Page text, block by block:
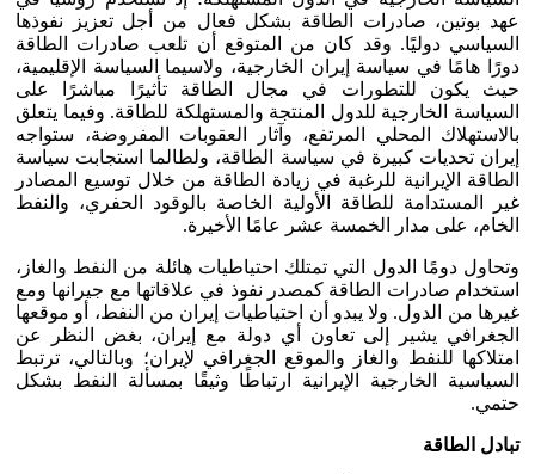
عهد بوتين، صادرات الطاقة بشكل فعال من أجل تعزيز نفوذها
السياسي دوليًا. وقد كان من المتوقع أن تلعب صادرات الطاقة
دورًا هامًا في سياسة إيران الخارجية، ولاسيما السياسة الإقليمية،
حيث يكون للتطورات في مجال الطاقة تأثيرًا مباشرًا على
السياسة الخارجية للدول المنتجة والمستهلكة للطاقة. وفيما يتعلق
بالاستهلاك المحلي المرتفع، وآثار العقوبات المفروضة، ستواجه
إيران تحديات كبيرة في سياسة الطاقة، ولطالما استجابت سياسة
الطاقة الإيرانية للرغبة في زيادة الطاقة من خلال توسيع المصادر
غير المستدامة للطاقة الأولية الخاصة بالوقود الحفري، والنفط
الخام، على مدار الخمسة عشر عامًا الأخيرة.
وتحاول دومًا الدول التي تمتلك احتياطيات هائلة من النفط والغاز،
استخدام صادرات الطاقة كمصدر نفوذ في علاقاتها مع جيرانها ومع
غيرها من الدول. ولا يبدو أن احتياطيات إيران من النفط، أو موقعها
الجغرافي يشير إلى تعاون أي دولة مع إيران، بغض النظر عن
امتلاكها للنفط والغاز والموقع الجغرافي لإيران؛ وبالتالي، ترتبط
السياسية الخارجية الإيرانية ارتباطًا وثيقًا بمسألة النفط بشكل
حتمي.
تبادل الطاقة